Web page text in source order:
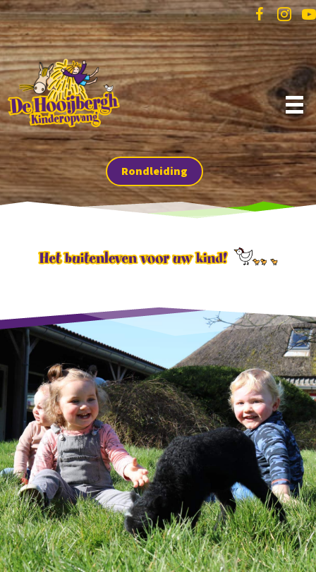
Rondleiding